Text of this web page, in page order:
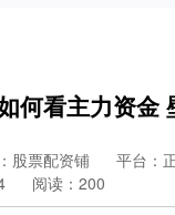
何看主力资金
股票配资铺 平台：
阅读：200